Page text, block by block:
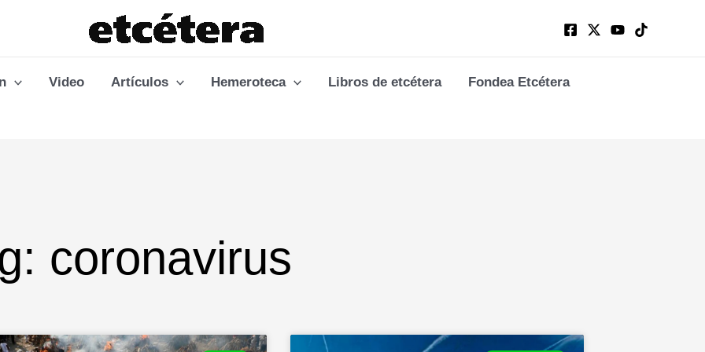
Video Artículos Hemeroteca Libros de etcétera Fondea Etcétera
coronavirus